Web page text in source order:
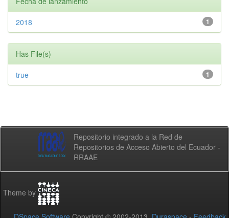
1
2018
Has File(s)
1
true
Repositorio integrado a la Red de
Repositorios de Acceso Abierto del Ecuador -
RRAAE
Theme by